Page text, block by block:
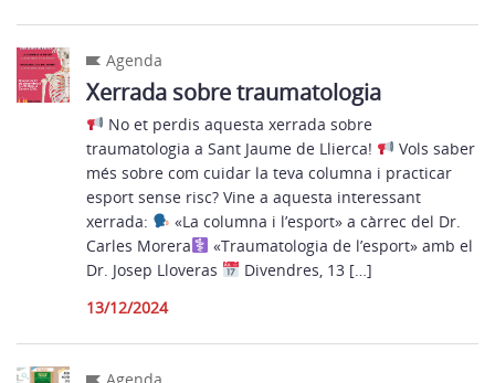
Agenda
Xerrada sobre traumatologia
No et perdis aquesta xerrada sobre
traumatologia a Sant Jaume de Llierca!
Vols saber
més sobre com cuidar la teva columna i practicar
esport sense risc? Vine a aquesta interessant
xerrada:
«La columna i l’esport» a càrrec del Dr.
Carles Morera
«Traumatologia de l’esport» amb el
Dr. Josep Lloveras
Divendres, 13 […]
13/12/2024